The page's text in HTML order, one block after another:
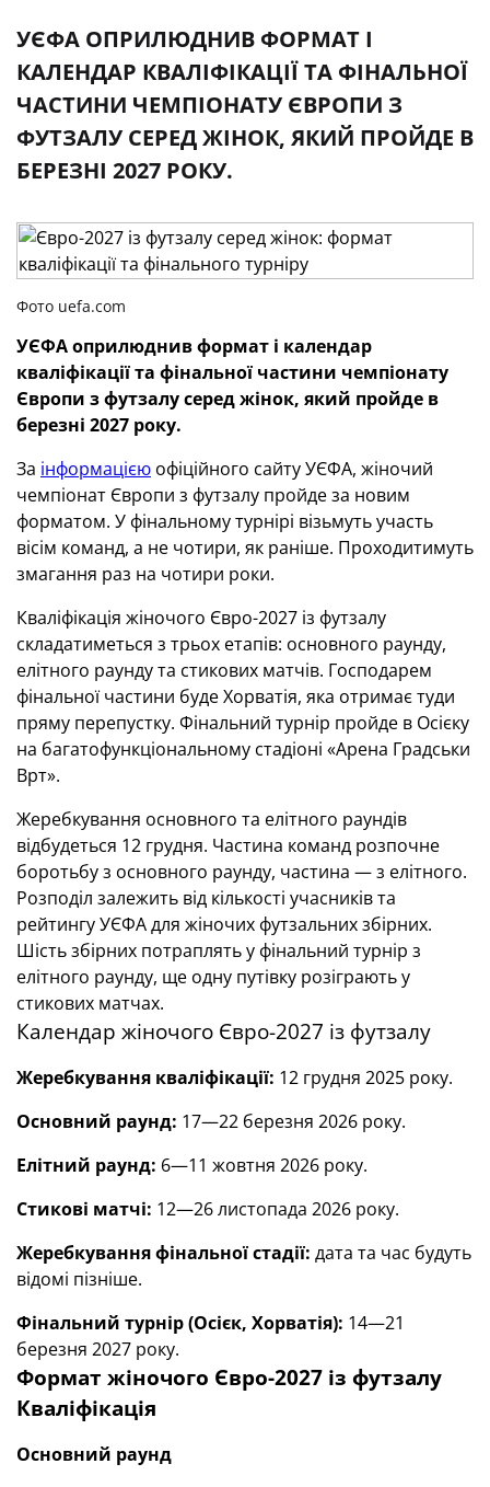
УЄФА ОПРИЛЮДНИВ ФОРМАТ І
КАЛЕНДАР КВАЛІФІКАЦІЇ ТА ФІНАЛЬНОЇ
ЧАСТИНИ ЧЕМПІОНАТУ ЄВРОПИ З
ФУТЗАЛУ СЕРЕД ЖІНОК, ЯКИЙ ПРОЙДЕ В
БЕРЕЗНІ 2027 РОКУ.
Фото uefa.com
УЄФА оприлюднив формат і календар
кваліфікації та фінальної частини чемпіонату
Європи з футзалу серед жінок, який пройде в
березні 2027 року.
За інформацією офіційного сайту УЄФА, жіночий
чемпіонат Європи з футзалу пройде за новим
форматом. У фінальному турнірі візьмуть участь
вісім команд, а не чотири, як раніше. Проходитимуть
змагання раз на чотири роки.
Кваліфікація жіночого Євро-2027 із футзалу
складатиметься з трьох етапів: основного раунду,
елітного раунду та стикових матчів. Господарем
фінальної частини будеХорватія, яка отримає туди
пряму перепустку. Фінальний турнір пройде в Осієку
на багатофункціональному стадіоні «Арена Градськи
Врт».
Жеребкування основного та елітного раундів
відбудеться 12 грудня. Частина команд розпочне
боротьбу з основного раунду, частина — з елітного.
Розподіл залежить від кількості учасників та
рейтингу УЄФА для жіночих футзальних збірних.
Шість збірних потраплять у фінальний турнір з
елітного раунду, ще одну путівку розіграють у
стикових матчах.
Календар жіночого Євро-2027 із футзалу
Жеребкування кваліфікації: 12 грудня 2025 року.
Основний раунд: 17—22 березня 2026 року.
Елітний раунд: 6—11 жовтня 2026 року.
Стикові матчі: 12—26 листопада 2026 року.
Жеребкування фінальної стадії: дата та час будуть
відомі пізніше.
Фінальний турнір (Осієк, Хорватія): 14—21
березня 2027 року.
Формат жіночого Євро-2027 із футзалу
Кваліфікація
Основний раунд